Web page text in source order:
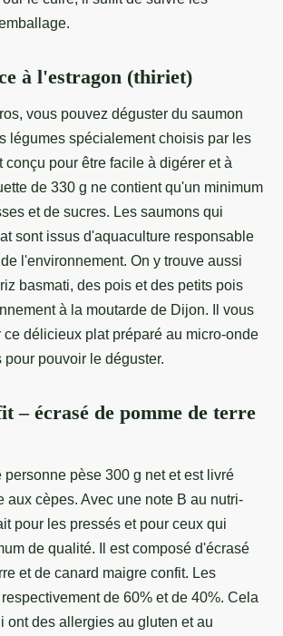
à l'estragon (thiriet)
vous pouvez déguster du saumon
légumes spécialement choisis par les
conçu pour être facile à digérer et à
de 330 g ne contient qu'un minimum
et de sucres. Les saumons qui
sont issus d'aquaculture responsable
l'environnement. On y trouve aussi
basmati, des pois et des petits pois
à la moutarde de Dijon. Il vous
ce délicieux plat préparé au micro-onde
pour pouvoir le déguster.
– écrasé de pomme de terre
personne pèse 300 g net et est livré
aux cèpes. Avec une note B au nutri-
pour les pressés et pour ceux qui
de qualité. Il est composé d'écrasé
et de canard maigre confit. Les
de 60% et de 40%. Cela
ont des allergies au gluten et au